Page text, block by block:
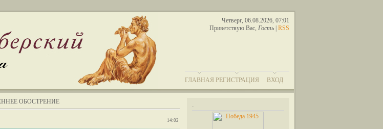
Четверг, 06.08.2026, 07:01
Приветствую Вас, Гость RSS
ГЛАВНАЯ РЕГИСТРАЦИЯ ВХОД
.
ОБОСТРЕНИЕ
14:02